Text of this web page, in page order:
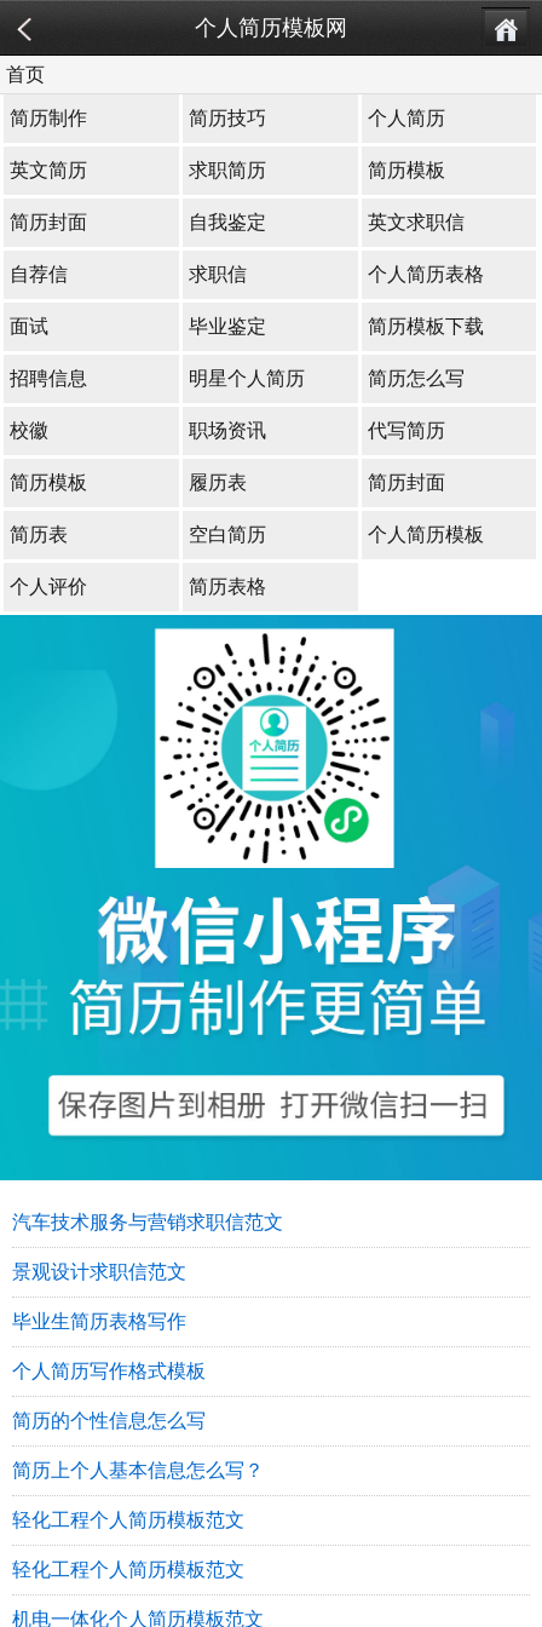
个人简历模板网
首页
简历制作 简历技巧 个人简历
英文简历 求职简历 简历模板
简历封面 自我鉴定 英文求职信
自荐信 求职信 个人简历表格
面试 毕业鉴定 简历模板下载
招聘信息 明星个人简历 简历怎么写
校徽 职场资讯 代写简历
简历模板 履历表 简历封面
简历表 空白简历 个人简历模板
个人评价 简历表格
汽车技术服务与营销求职信范文
景观设计求职信范文
毕业生简历表格写作
个人简历写作格式模板
简历的个性信息怎么写
简历上个人基本信息怎么写？
轻化工程个人简历模板范文
轻化工程个人简历模板范文
机电一体化个人简历模板范文